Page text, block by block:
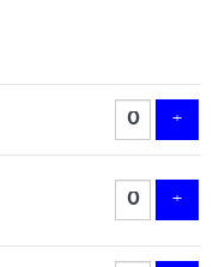
AANTAL
+
+